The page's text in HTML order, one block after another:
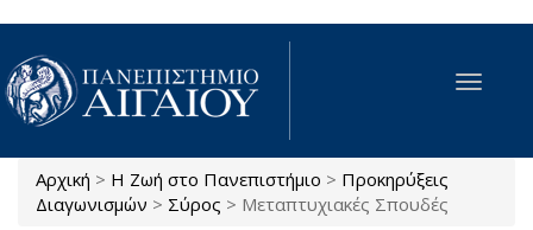
Παράκαμψη προς το κυρίως περιεχόμενο
Toggle
Είστε εδώ
Αρχική > Η Ζωή στο Πανεπιστήμιο > Προκηρύξεις
Διαγωνισμών > Σύρος > Μεταπτυχιακές Σπουδές